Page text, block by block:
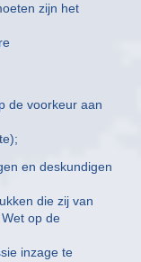
zijn het
de voorkeur aan
en deskundigen
die zij van
op de
inzage te